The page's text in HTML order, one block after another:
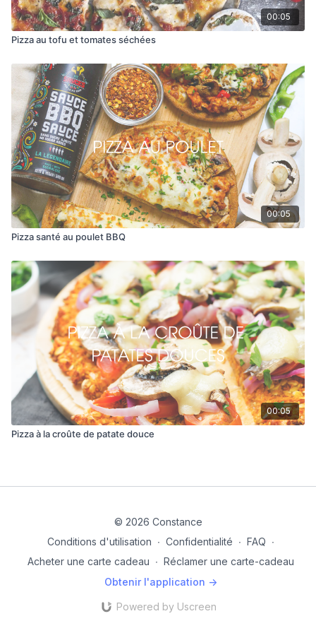
00:05
Pizza au tofu et tomates séchées
00:05
Pizza santé au poulet BBQ
00:05
Pizza à la croûte de patate douce
© 2026 Constance
Conditions d'utilisation ∙ Confidentialité ∙ FAQ ∙
Acheter une carte cadeau ∙ Réclamer une carte-cadeau
Obtenir l'application ->
Powered by Uscreen